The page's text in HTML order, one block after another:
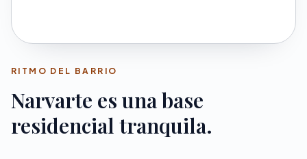
RITMO DEL BARRIO
Narvarte es una base
residencial tranquila.